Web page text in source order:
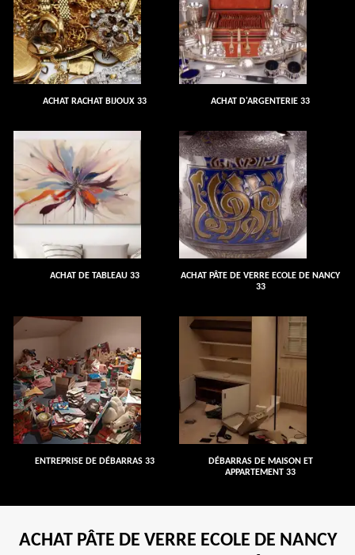
ACHAT RACHAT BIJOUX 33 ACHAT D'ARGENTERIE 33
ACHAT DE TABLEAU 33
ACHAT PÂTE DE VERRE ECOLE DE NANCY
33
ENTREPRISE DE DÉBARRAS 33
DÉBARRAS DE MAISON ET
APPARTEMENT 33
ACHAT PÂTE DE VERRE ECOLE DE NANCY